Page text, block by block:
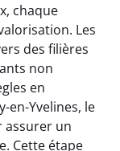
chaque
Les
des filières
non
en
en-Yvelines, le
assurer un
Cette étape